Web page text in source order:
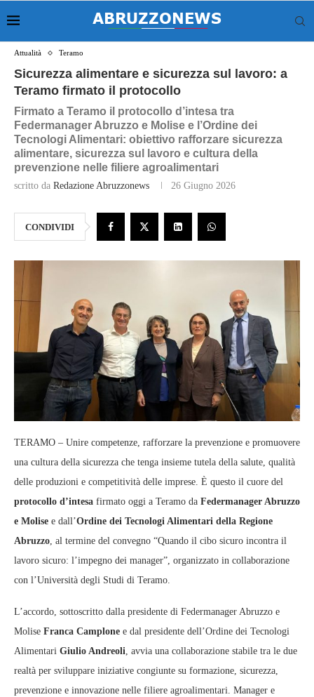
Attualità Teramo
Sicurezza alimentare e sicurezza sul lavoro: a
Teramo firmato il protocollo
Firmato a Teramo il protocollo d’intesa tra
Federmanager Abruzzo e Molise e l’Ordine dei
Tecnologi Alimentari: obiettivo rafforzare sicurezza
alimentare, sicurezza sul lavoro e cultura della
prevenzione nelle filiere agroalimentari
scritto da Redazione Abruzzonews 26 Giugno 2026
CONDIVIDI
TERAMO – Unire competenze, rafforzare la prevenzione e promuovere
una cultura della sicurezza che tenga insieme tutela della salute, qualità
delle produzioni e competitività delle imprese. È questo il cuore del
protocollo d’intesa firmato oggi a Teramo da Federmanager Abruzzo
e Molise e dall’Ordine dei Tecnologi Alimentari della Regione
Abruzzo, al termine del convegno “Quando il cibo sicuro incontra il
lavoro sicuro: l’impegno dei manager”, organizzato in collaborazione
con l’Università degli Studi di Teramo.
L’accordo, sottoscritto dalla presidente di Federmanager Abruzzo e
Molise Franca Camplone e dal presidente dell’Ordine dei Tecnologi
Alimentari Giulio Andreoli, avvia una collaborazione stabile tra le due
realtà per sviluppare iniziative congiunte su formazione, sicurezza,
prevenzione e innovazione nelle filiere agroalimentari. Manager e